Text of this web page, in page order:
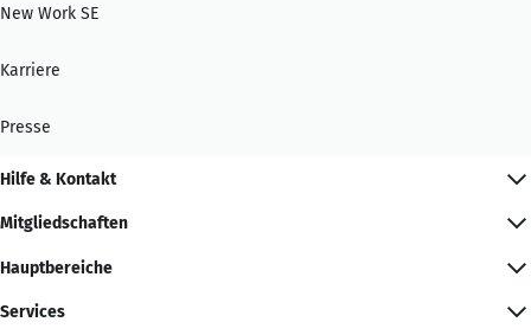
New Work SE
Karriere
Presse
Hilfe & Kontakt
Mitgliedschaften
Hauptbereiche
Services